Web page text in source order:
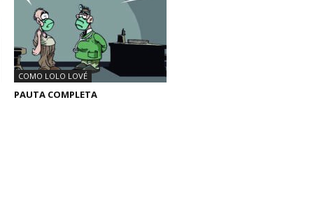
COMO LOLO LOVÉ
PAUTA COMPLETA